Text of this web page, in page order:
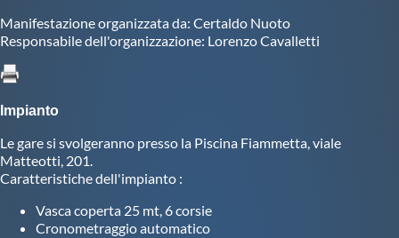
Fondo
Master
Formazione
Manifestazione organizzata da: Certaldo Nuoto
Responsabile dell'organizzazione: Lorenzo Cavalletti
Impianto
Le gare si svolgeranno presso la Piscina Fiammetta, viale
Matteotti, 201.
Caratteristiche dell'impianto :
Vasca coperta 25 mt, 6 corsie
Cronometraggio automatico